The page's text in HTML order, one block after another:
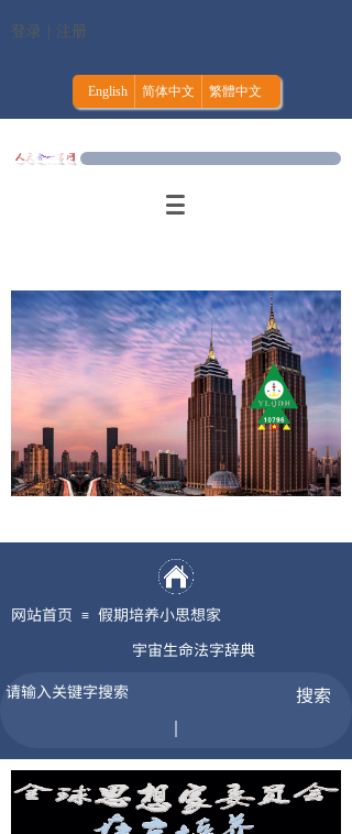
网站首页 ≡ 假期培养小思想家
搜索
宇宙生命法字辞典
登录 | 注册
English 简体中文 繁體中文